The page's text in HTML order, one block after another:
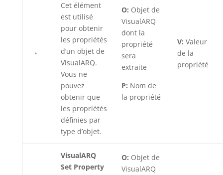
Cet élément
est utilisé
pour obtenir
les propriétés
d’un objet de
VisualARQ.
Vous ne
pouvez
obtenir que
les propriétés
définies par
type d’objet.
O: Objet de
VisualARQ
dont la
propriété
sera
extraite
P: Nom de
la propriété
V: Valeur
de la
propriété
VisualARQ
Set Property
O: Objet de
VisualARQ